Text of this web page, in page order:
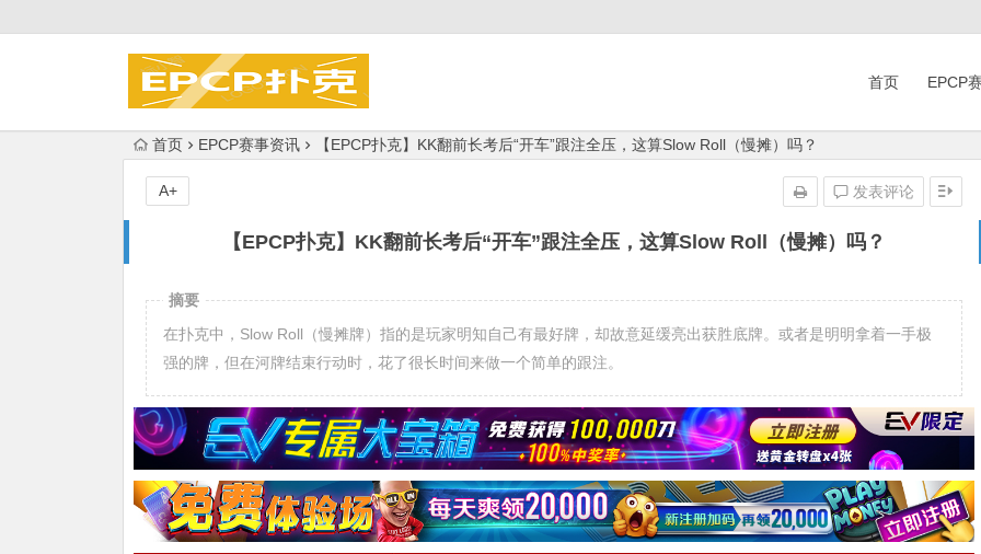
首页 EPCP
首页 EPCP赛事资讯 【EPCP扑克】KK翻前长考后“开车”跟注全压，这算Slow Roll（慢摊）吗？
【EPCP扑克】KK翻前长考后“开车”跟注全压，这算Slow Roll（慢摊）吗？
发表评论
A+
摘要
在扑克中，Slow Roll（慢摊牌）指的是玩家明知自己有最好牌，却故意延缓亮出获胜底牌。或者是明明拿着一手极
强的牌，但在河牌结束行动时，花了很长时间来做一个简单的跟注。